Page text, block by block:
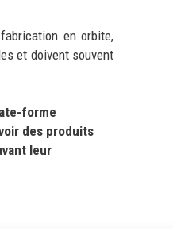
en orbite,
et doivent souvent
forme
des produits
leur